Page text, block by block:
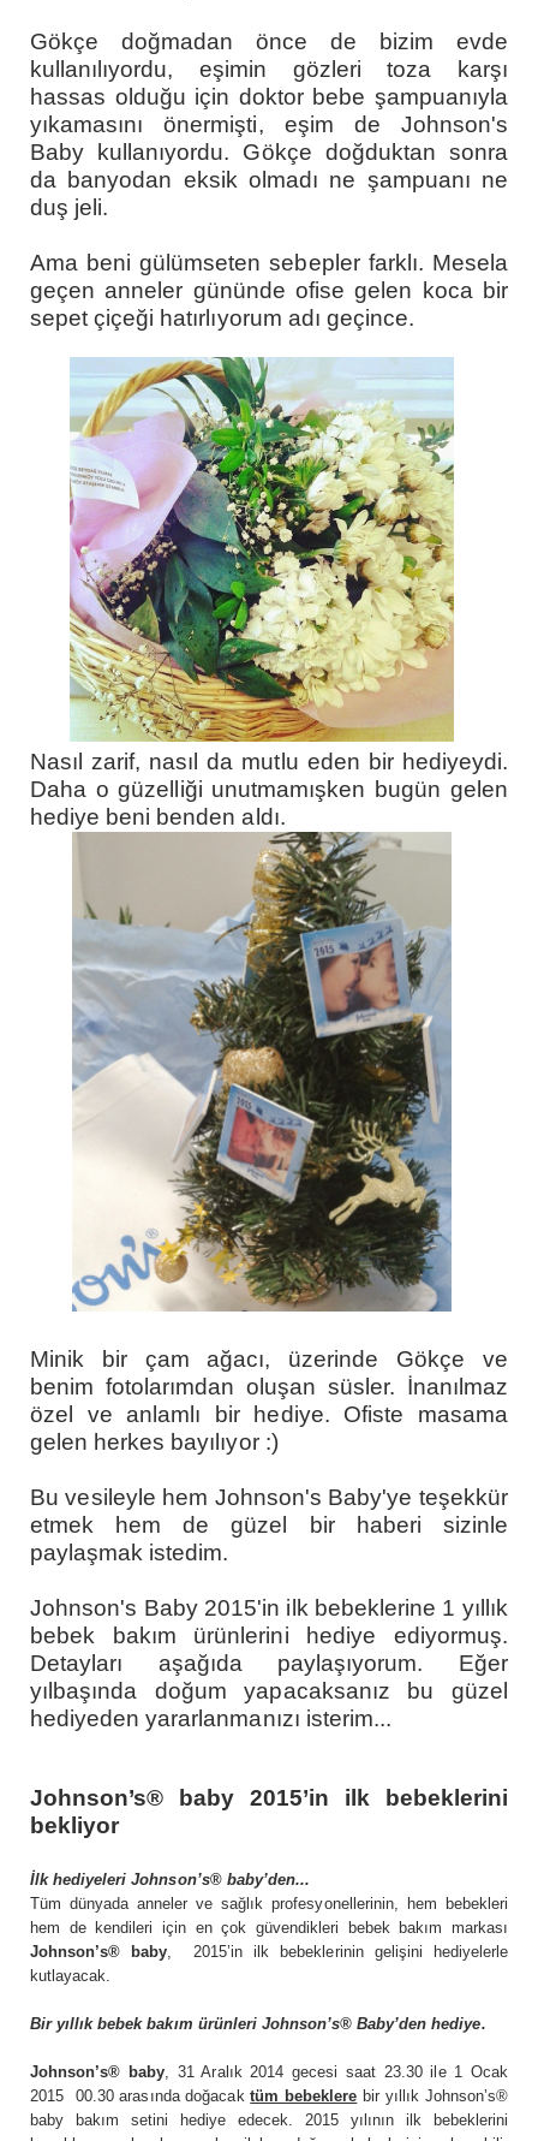
Gökçe doğmadan önce de bizim evde
kullanılıyordu, eşimin gözleri toza karşı
hassas olduğu için doktor bebe şampuanıyla
yıkamasını önermişti, eşim de Johnson's
Baby kullanıyordu. Gökçe doğduktan sonra
da banyodan eksik olmadı ne şampuanı ne
duş jeli.
Ama beni gülümseten sebepler farklı. Mesela
geçen anneler gününde ofise gelen koca bir
sepet çiçeği hatırlıyorum adı geçince.
Nasıl zarif, nasıl da mutlu eden bir hediyeydi.
Daha o güzelliği unutmamışken bugün gelen
hediye beni benden aldı.
Minik bir çam ağacı, üzerinde Gökçe ve
benim fotolarımdan oluşan süsler. İnanılmaz
özel ve anlamlı bir hediye. Ofiste masama
gelen herkes bayılıyor :)
Bu vesileyle hem Johnson's Baby'ye teşekkür
etmek hem de güzel bir haberi sizinle
paylaşmak istedim.
Johnson's Baby 2015'in ilk bebeklerine 1 yıllık
bebek bakım ürünlerini hediye ediyormuş.
Detayları aşağıda paylaşıyorum. Eğer
yılbaşında doğum yapacaksanız bu güzel
hediyeden yararlanmanızı isterim...
Johnson’s® baby 2015’in ilk bebeklerini
bekliyor
İlk hediyeleri Johnson’s®baby’den...
Tüm dünyada anneler ve sağlık profesyonellerinin, hem bebekleri
hem de kendileri için en çok güvendikleri bebek bakım markası
Johnson’s® baby, 2015’in ilk bebeklerinin gelişini hediyelerle
kutlayacak.
Bir yıllık bebek bakım ürünleri Johnson’s® Baby’den hediye.
Johnson’s® baby, 31 Aralık 2014 gecesi saat 23.30 ile 1 Ocak
2015 00.30 arasında doğacaktüm bebeklere bir yıllık Johnson’s®
baby bakım setini hediye edecek. 2015 yılının ilk bebeklerini